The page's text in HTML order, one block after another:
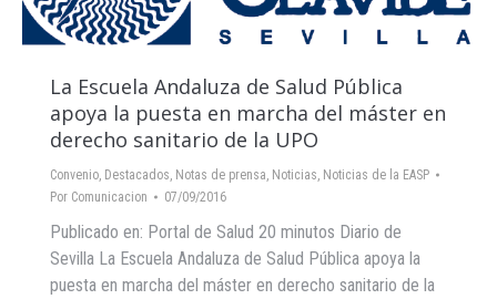
La Escuela Andaluza de Salud Pública
apoya la puesta en marcha del máster en
derecho sanitario de la UPO
Convenio Destacados Notas de prensa Noticias Noticias de la EASP
Por Comunicacion 07/09/2016
Publicado en: Portal de Salud 20 minutos Diario de
Sevilla La Escuela Andaluza de Salud Pública apoya la
puesta en marcha del máster en derecho sanitario de la